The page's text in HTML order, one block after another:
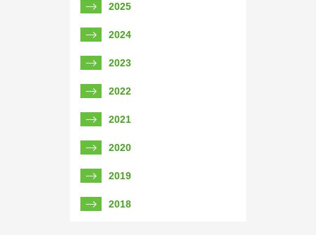
2025
2024
2023
2022
2021
2020
2019
2018